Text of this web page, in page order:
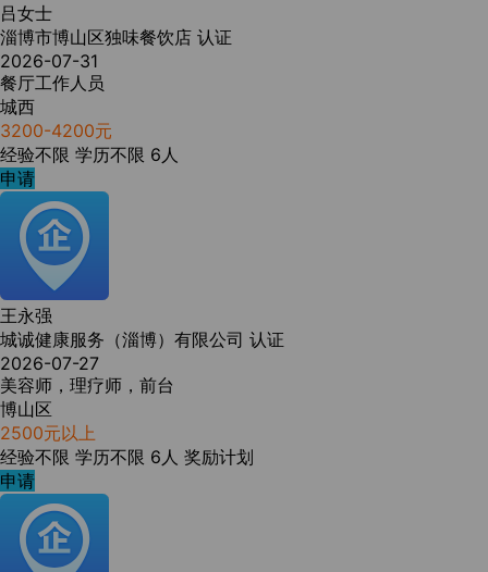
吕女士
淄博市博山区独味餐饮店 认证
2026-07-31
餐厅工作人员
城西
3200-4200元
经验不限 学历不限 6人
申请
王永强
城诚健康服务（淄博）有限公司 认证
2026-07-27
美容师，理疗师，前台
博山区
2500元以上
经验不限 学历不限 6人 奖励计划
申请